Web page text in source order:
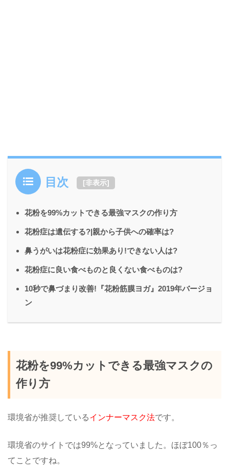
目次 [非表示]
花粉を99%カットできる最強マスクの作り方
花粉症は遺伝する?|親から子供への確率は?
鼻うがいは花粉症に効果あり!できない人は?
花粉症に良い食べものと良くない食べものは?
10秒で鼻づまり改善!『花粉筋膜ヨガ』2019年バージョ
ン
花粉を99%カットできる最強マスクの
作り方
環境省が推奨しているインナーマスク法です。
環境省のサイトでは99%となっていました。ほぼ100％っ
てことですね。